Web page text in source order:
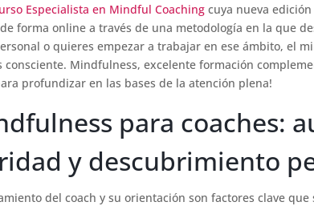
Especialista en Mindful Coaching cuya nueva
forma online a través de una metodología en la que
o quieres empezar a trabajar en ese ámbito, el
consciente. Mindfulness, excelente formación
profundizar en las bases de la atención plena!
para coaches:
y descubrimiento
del coach y su orientación son factores clave